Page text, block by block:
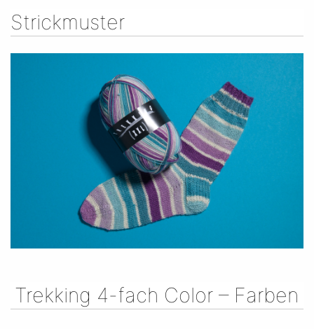
Strickmuster
Trekking 4-fach Color – Farben